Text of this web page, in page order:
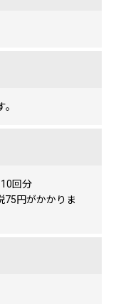
回分
円がかかりま